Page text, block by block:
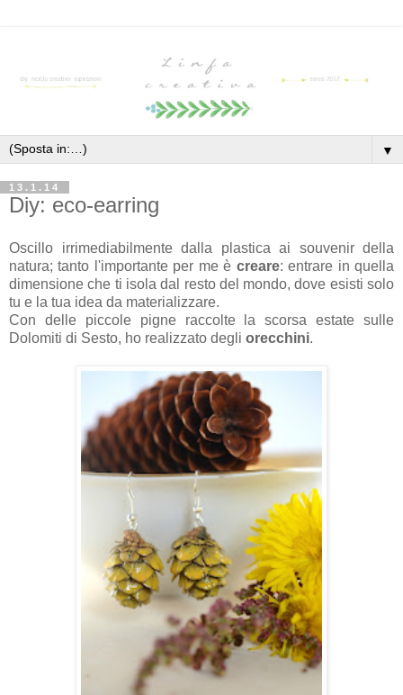
▼
13.1.14
Diy: eco-earring
Oscillo irrimediabilmente dalla plastica ai souvenir della
natura; tanto l'importante per me è creare: entrare in quella
dimensione che ti isola dal resto del mondo, dove esisti solo
tu e la tua idea da materializzare.
Con delle piccole pigne raccolte la scorsa estate sulle
Dolomiti di Sesto, ho realizzato degli orecchini.